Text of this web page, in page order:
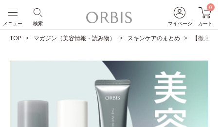
マイページ
0
カート
検索
メニュー
TOP マガジン（美容情報・読み物） スキンケアのまとめ 【徹底